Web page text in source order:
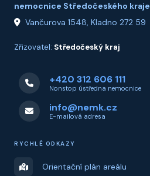
nemocnice Středočeského kraje
Vančurova 1548, Kladno 272 59
Zřizovatel: Středočeský kraj
+420 312 606 111
Nonstop ústředna nemocnice
info@nemk.cz
E-mailová adresa
RYCHLÉ ODKAZY
Orientační plán areálu